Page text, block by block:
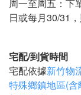
周一至周五：下
日或每月30/31
宅配/到貨時間
宅配依據新竹物
特殊鄉鎮地區(